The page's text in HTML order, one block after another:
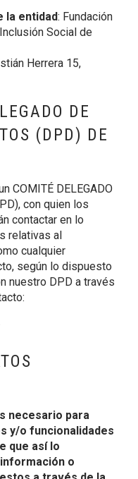
la entidad: Fundación
Social de
Herrera 15,
DE
(DPD) DE
COMITÉ DELEGADO
con quien los
contactar en lo
relativas al
cualquier
según lo dispuesto
nuestro DPD a través
necesario para
y/o funcionalidades
que así lo
o